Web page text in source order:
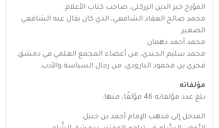
المؤرخ خير الدين الزركلي، صاحب كتاب الأعلام.
محمد صالح العقاد الشافعي، الذي كان يقال عنه الشافعي
الصغير.
محمد أحمد دهمان.
محمد سليم الجندي، من أعضاء المجمع العلمي في دمشق.
فخري بن محمود البارودي، من رجال السياسة والأدب.
مؤلفاته
بلغ عدد مؤلفاته 46 مؤلفًا، منها:
المدخل إلى مذهب الإمام أحمد بن حنبل.